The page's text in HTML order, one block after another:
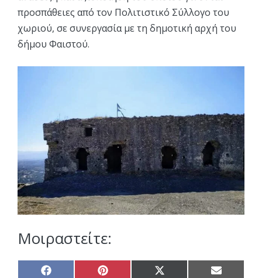
προσπάθειες από τον Πολιτιστικό Σύλλογο του
χωριού, σε συνεργασία με τη δημοτική αρχή του
δήμου Φαιστού.
Μοιραστείτε:
Share Share Share Share